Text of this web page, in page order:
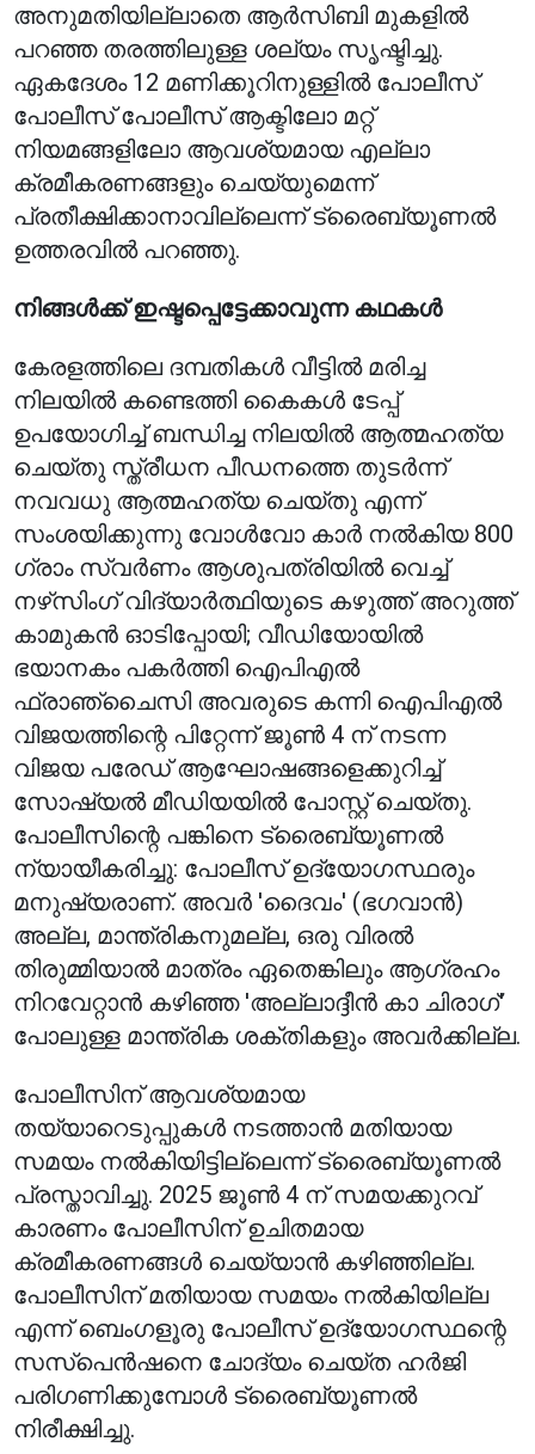
അനുമതിയില്ലാതെ ആർ‌സി‌ബി മുകളിൽ
പറഞ്ഞ തരത്തിലുള്ള ശല്യം സൃഷ്ടിച്ചു.
ഏകദേശം 12 മണിക്കൂറിനുള്ളിൽ പോലീസ്
പോലീസ് പോലീസ് ആക്ടിലോ മറ്റ്
നിയമങ്ങളിലോ ആവശ്യമായ എല്ലാ
ക്രമീകരണങ്ങളും ചെയ്യുമെന്ന്
പ്രതീക്ഷിക്കാനാവില്ലെന്ന് ട്രൈബ്യൂണൽ
ഉത്തരവിൽ പറഞ്ഞു.
നിങ്ങൾക്ക് ഇഷ്ടപ്പെട്ടേക്കാവുന്ന കഥകൾ
കേരളത്തിലെ ദമ്പതികൾ വീട്ടിൽ മരിച്ച
നിലയിൽ കണ്ടെത്തി കൈകൾ ടേപ്പ്
ഉപയോഗിച്ച് ബന്ധിച്ച നിലയിൽ ആത്മഹത്യ
ചെയ്തു സ്ത്രീധന പീഡനത്തെ തുടർന്ന്
നവവധു ആത്മഹത്യ ചെയ്തു എന്ന്
സംശയിക്കുന്നു വോൾവോ കാർ നൽകിയ 800
ഗ്രാം സ്വർണം ആശുപത്രിയിൽ വെച്ച്
നഴ്‌സിംഗ് വിദ്യാർത്ഥിയുടെ കഴുത്ത് അറുത്ത്
കാമുകൻ ഓടിപ്പോയി; വീഡിയോയിൽ
ഭയാനകം പകർത്തി ഐപിഎൽ
ഫ്രാഞ്ചൈസി അവരുടെ കന്നി ഐപിഎൽ
വിജയത്തിന്റെ പിറ്റേന്ന് ജൂൺ 4 ന് നടന്ന
വിജയ പരേഡ് ആഘോഷങ്ങളെക്കുറിച്ച്
സോഷ്യൽ മീഡിയയിൽ പോസ്റ്റ് ചെയ്തു.
പോലീസിന്റെ പങ്കിനെ ട്രൈബ്യൂണൽ
ന്യായീകരിച്ചു: പോലീസ് ഉദ്യോഗസ്ഥരും
മനുഷ്യരാണ്. അവർ 'ദൈവം' (ഭഗവാൻ)
അല്ല, മാന്ത്രികനുമല്ല, ഒരു വിരൽ
തിരുമ്മിയാൽ മാത്രം ഏതെങ്കിലും ആഗ്രഹം
നിറവേറ്റാൻ കഴിഞ്ഞ 'അല്ലാദ്ദീൻ കാ ചിരാഗ്'
പോലുള്ള മാന്ത്രിക ശക്തികളും അവർക്കില്ല.
പോലീസിന് ആവശ്യമായ
തയ്യാറെടുപ്പുകൾ നടത്താൻ മതിയായ
സമയം നൽകിയിട്ടില്ലെന്ന് ട്രൈബ്യൂണൽ
പ്രസ്താവിച്ചു. 2025 ജൂൺ 4 ന് സമയക്കുറവ്
കാരണം പോലീസിന് ഉചിതമായ
ക്രമീകരണങ്ങൾ ചെയ്യാൻ കഴിഞ്ഞില്ല.
പോലീസിന് മതിയായ സമയം നൽകിയില്ല
എന്ന് ബെംഗളൂരു പോലീസ് ഉദ്യോഗസ്ഥന്റെ
സസ്‌പെൻഷനെ ചോദ്യം ചെയ്ത ഹർജി
പരിഗണിക്കുമ്പോൾ ട്രൈബ്യൂണൽ
നിരീക്ഷിച്ചു.